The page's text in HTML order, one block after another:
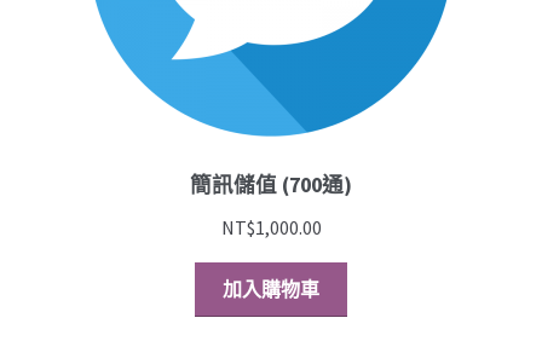
簡訊儲值 (700通)
NT$1,000.00
加入購物車